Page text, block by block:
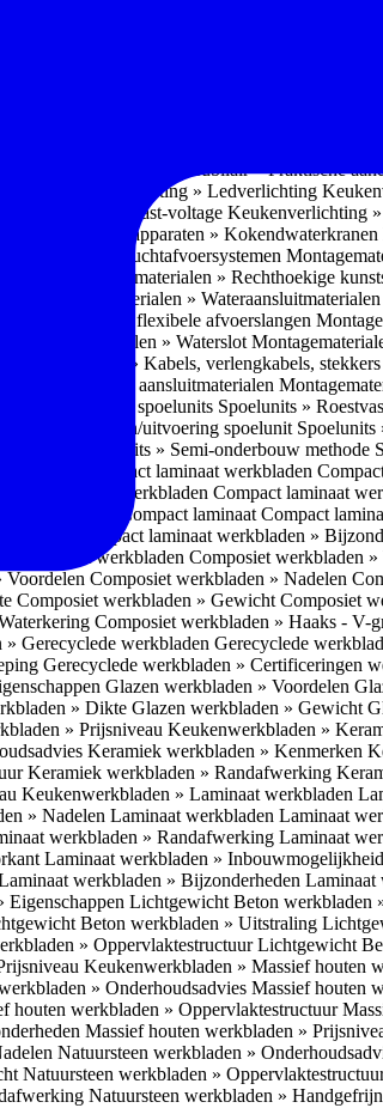
water
(pvd)
Keukenmeubilair » Praktische
Keukenverlichting » Ledverlichting
» Vast-voltage Keukenverlichting »
Losse keukenapparaten » Kokendwaterkranen
» Luchtafvoersystemen
Montagematerialen » Rechthoekige
Montagematerialen » Wateraansluitmaterialen
» 1.2.1 Ronde flexibele afvoerslangen
Montagematerialen » Waterslot
» Kabels, verlengkabels,
» Gas aansluitmaterialen
» Materialen spoelunits Spoelunits »
» Design/uitvoering spoelunit Spoelunits
Spoelunits » Semi-onderbouw methode
» Compact laminaat werkbladen
laminaat werkbladen Compact laminaat
» Uitstraling Compact laminaat Compact
Compact laminaat werkbladen »
Composiet werkbladen Composiet werkbladen
Voordelen Composiet werkbladen » Nadelen
Composiet werkbladen » Gewicht Composiet
Composiet werkbladen » Haaks - V-
Gerecyclede werkbladen Gerecyclede
Gerecyclede werkbladen » Certificeringen
Glazen werkbladen » Voordelen
» Dikte Glazen werkbladen » Gewicht
» Prijsniveau Keukenwerkbladen »
Keramiek werkbladen » Kenmerken
Keramiek werkbladen » Randafwerking
Keukenwerkbladen » Laminaat werkbladen
» Nadelen Laminaat werkbladen Laminaat
werkbladen » Randafwerking Laminaat
Laminaat werkbladen »
werkbladen » Bijzonderheden Laminaat
Lichtgewicht Beton werkbladen
Beton werkbladen » Uitstraling
» OppervlaktestructuurLichtgewicht
Keukenwerkbladen » Massief houten
» Onderhoudsadvies Massief houten
houten werkbladen » Oppervlaktestructuur
Massief houten werkbladen »
Natuursteen werkbladen »
Natuursteen werkbladen »
Natuursteen werkbladen »